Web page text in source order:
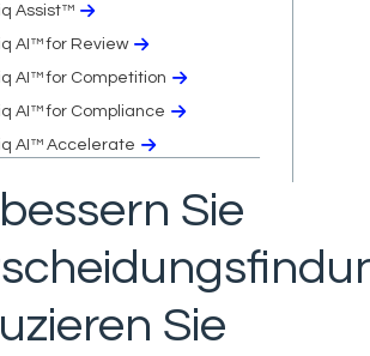
Assist™
AI™ for Review
AI™ for Competition
AI™ for Compliance
AI™ Accelerate
Sie
Sie